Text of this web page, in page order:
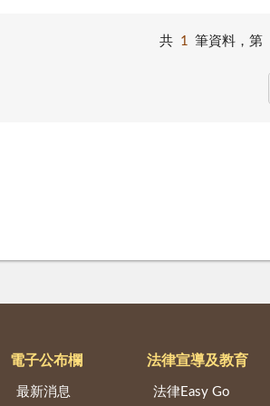
共 1 筆資料，第
電子公布欄
最新消息
法律宣導及教育
法律Easy Go